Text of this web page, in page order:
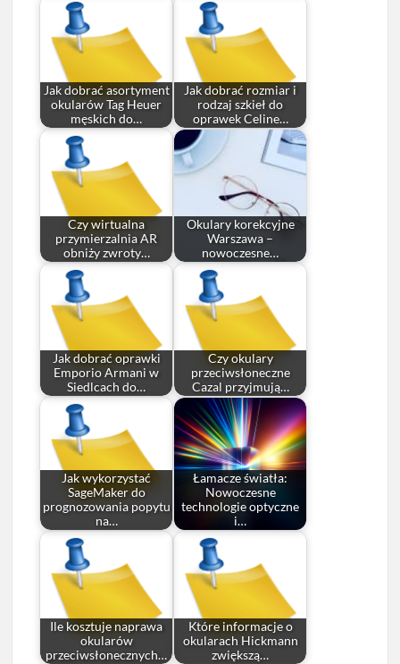
Jak dobrać asortyment
okularów Tag Heuer
męskich do…
Jak dobrać rozmiar i
rodzaj szkieł do
oprawek Celine…
Czy wirtualna
przymierzalnia AR
obniży zwroty…
Okulary korekcyjne
Warszawa –
nowoczesne…
Jak dobrać oprawki
Emporio Armani w
Siedlcach do…
Czy okulary
przeciwsłoneczne
Cazal przyjmują…
Jak wykorzystać
SageMaker do
prognozowania popytu
na…
Łamacze światła:
Nowoczesne
technologie optyczne
i…
Ile kosztuje naprawa
okularów
przeciwsłonecznych…
Które informacje o
okularach Hickmann
zwiększą…